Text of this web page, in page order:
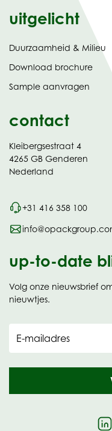
uitgelicht
Duurzaamheid & Milieu
Download brochure
Sample aanvragen
contact
Kleibergsestraat 4
4265 GB Genderen
Nederland
+31 416 358 100
up-to-date
Volg onze nieuwsbrief
nieuwtjes.
E-mailadres